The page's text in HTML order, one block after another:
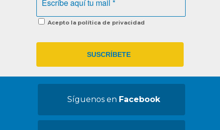
Acepto la política de privacidad
Síguenos en Facebook